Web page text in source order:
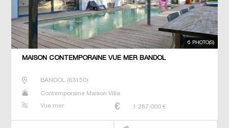
6 PHOTO(S)
MAISON CONTEMPORAINE VUE MER BANDOL
BANDOL (83150)
Contemporaine Maison Villa
Vue mer 1 287 000 €